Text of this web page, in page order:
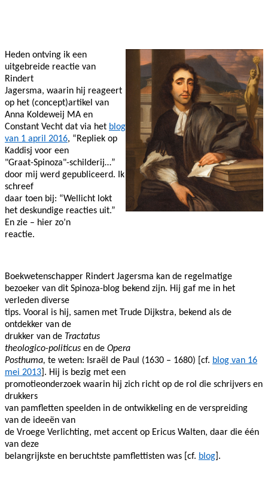
Heden ontving ik een
uitgebreide reactie van
Rindert
Jagersma, waarin hij reageert
op het (concept)artikel van
Anna Koldeweij MA en
Constant Vecht dat via het blog
van 1 april 2016, “Repliek op
Kaddisj voor een
"Graat-Spinoza"-schilderij…”
door mij werd gepubliceerd. Ik
schreef
daar toen bij: “Wellicht lokt
het deskundige reacties uit.”
En zie – hier zo’n
reactie.
Boekwetenschapper Rindert Jagersma kan de regelmatige
bezoeker van dit Spinoza-blog bekend zijn. Hij gaf me in het
verleden diverse
tips. Vooral is hij, samen met Trude Dijkstra, bekend als de
ontdekker van de
drukker van de Tractatus
theologico-politicus en de Opera
Posthuma, te weten: Israël de Paul (1630 – 1680) [cf. blog van 16
mei 2013 ]. Hij is bezig met een
promotieonderzoek waarin hij zich richt op de rol die schrijvers en
drukkers
van pamfletten speelden in de ontwikkeling en de verspreiding
van de ideeën van
de Vroege Verlichting, met accent op Ericus Walten, daar die één
van deze
belangrijkste en beruchtste pamflettisten was [cf. blog ].